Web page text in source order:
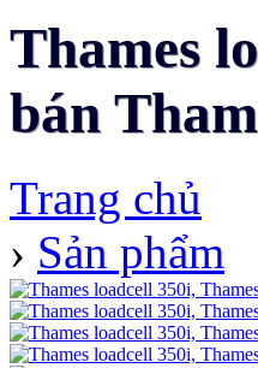
Thames
bán
Trang chủ
› Sản phẩm